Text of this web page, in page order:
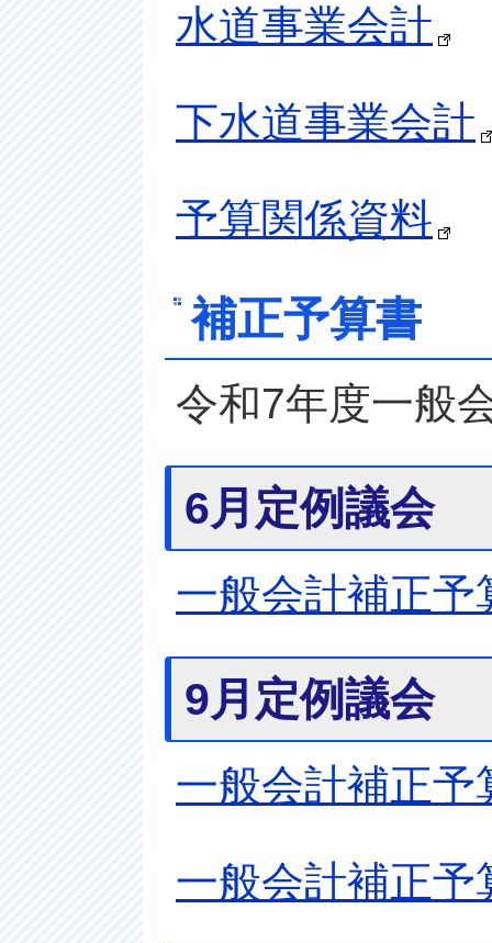
水道事業会計
下水道事業会計
予算関係資料
補正予算書
令和7年度一般
6月定例議会
一般会計補正予
9月定例議会
一般会計補正予
一般会計補正予